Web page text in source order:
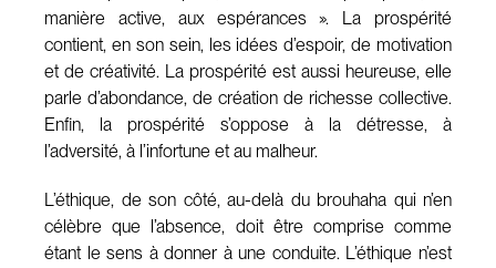
manière active, aux espérances ». La prospérité
contient, en son sein, les idées d’espoir, de motivation
et de créativité. La prospérité est aussi heureuse, elle
parle d’abondance, de création de richesse collective.
Enfin, la prospérité s’oppose à la détresse, à
l’adversité, à l’infortune et au malheur.
L’éthique, de son côté, au-delà du brouhaha qui n’en
célèbre que l’absence, doit être comprise comme
étant le sens à donner à une conduite. L’éthique n’est